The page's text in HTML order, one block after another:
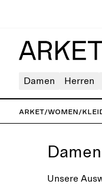
Damen Herren
ARKET/Women/
Unsere